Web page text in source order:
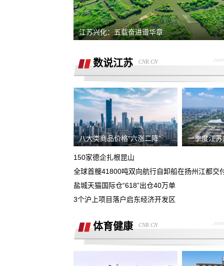
还，霸王条款
河北军文教育科技有限公司虚假宣传
公司退定金
强买强卖 强制贷款 称交意向金进行锁车
退订金销售承诺按揭不过订金退还合同
有备注现在订金不退
订购的汽车，未完成验车，未交钥匙，
交付，订单被违规操作已完成订单
4s店隐瞒消费，侵犯了消费者知情权、
自主选择权，要求退还定金
说没有现车要去外地。
宜享花业务员打电话叫我查看低息贷款
度，被强制下款
者，本人要求退还定金。
在4S店交了订金现在让退定金不退
江苏兴化：五载奋进谱华章
数说江苏 CNR.CN
八大类商品价格“六涨二降” 一季度江
150家德企扎根昆山
全球首艘41800吨双向航行自卸船在扬州江都交
盐城天猫国际仓“618”出仓40万单
3个沪上项目落户启东经济开发区
体育健康 CNR.CN